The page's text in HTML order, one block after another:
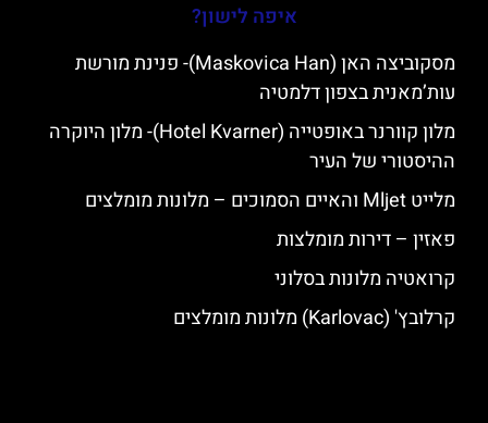
איפה לישון?
מסקוביצה האן (Maskovica Han)- פנינת מורשת
עות’מאנית בצפון דלמטיה
מלון קוורנר באופטייה (Hotel Kvarner)- מלון היוקרה
ההיסטורי של העיר
מלייט Mljet והאיים הסמוכים – מלונות מומלצים
פאזין – דירות מומלצות
קרואטיה מלונות בסלוני
קרלובץ' (Karlovac) מלונות מומלצים